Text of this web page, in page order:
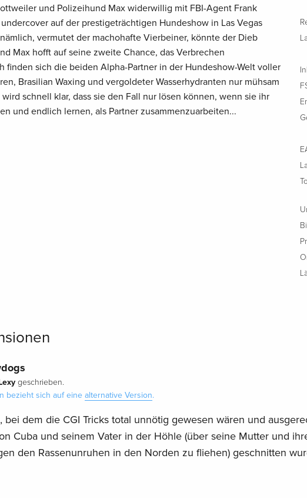
und Polizeihund Max widerwillig mit FBI-Agent Frank
auf der prestigeträchtigen Hundeshow in Las Vegas
vermutet der machohafte Vierbeiner, könnte der Dieb
Max hofft auf seine zweite Chance, das Verbrechen
finden sich die beiden Alpha-Partner in der Hundeshow-Welt voller
Brasilian Waxing und vergoldeter Wasserhydranten nur mühsam
schnell klar, dass sie den Fall nur lösen können, wenn sie ihr
und endlich lernen, als Partner zusammenzuarbeiten...
geschrieben.
bezieht sich auf eine alternative Version.
bei dem die CGI Tricks total unnötig gewesen wären und
Cuba und seinem Vater in der Höhle (über seine Mutter und
den Rassenunruhen in den Norden zu fliehen) geschnitten